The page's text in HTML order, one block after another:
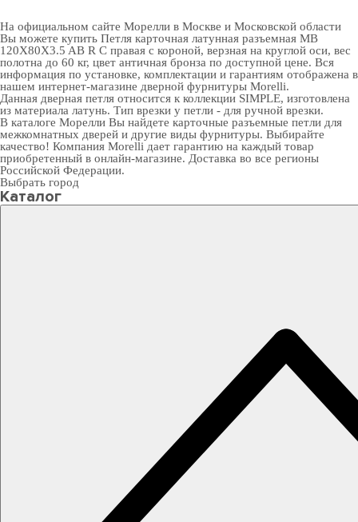
На официальном сайте Морелли в Москве и Московской области
Вы можете купить Петля карточная латунная разъемная MB
120X80X3.5 AB R C правая с короной, верзная на круглой оси, вес
полотна до 60 кг, цвет античная бронза по доступной цене. Вся
информация по установке, комплектации и гарантиям отображена в
нашем интернет-магазине дверной фурнитуры Morelli.
Данная дверная петля относится к коллекции SIMPLE, изготовлена
из материала латунь. Тип врезки у петли - для ручной врезки.
В каталоге Морелли Вы найдете карточные разъемные петли для
межкомнатных дверей и другие виды фурнитуры. Выбирайте
качество! Компания Morelli дает гарантию на каждый товар
приобретенный в онлайн-магазине. Доставка во все регионы
Российской Федерации.
Выбрать город
Каталог